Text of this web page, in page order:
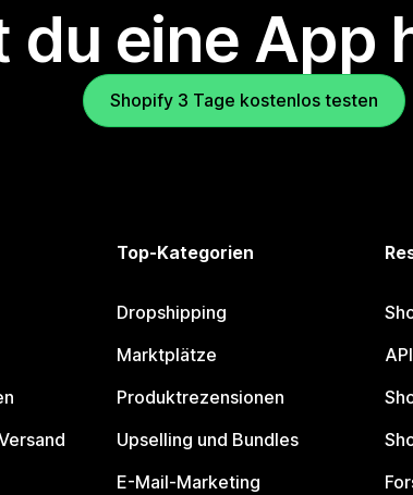
du eine App
Shopify 3 Tage kostenlos testen
Top-Kategorien
Dropshipping
Marktplätze
Produktrezensionen
Upselling und Bundles
E-Mail-Marketing